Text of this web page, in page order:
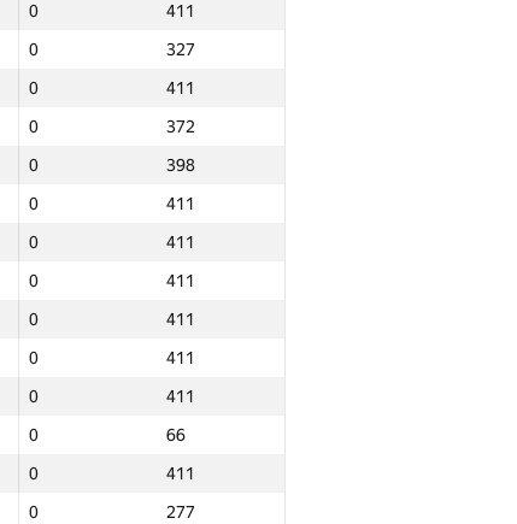
0
411
0
327
0
411
0
372
0
398
0
411
0
411
0
411
0
411
0
411
0
411
0
66
0
411
0
277
Барлығы
NGP30 Sum Мин. орын